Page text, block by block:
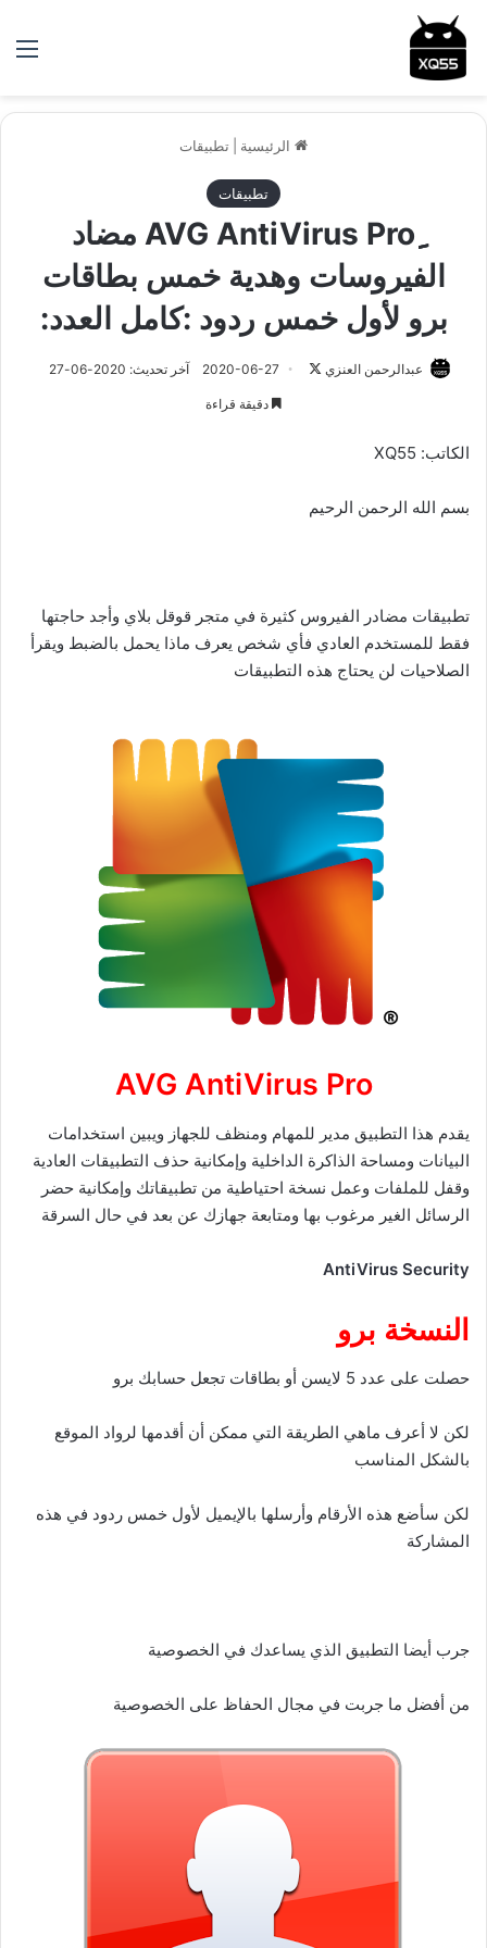
الرئيسية تطبيقات
تطبيقات
ِِِAVG AntiVirus Pro مضاد
الفيروسات وهدية خمس بطاقات
برو لأول خمس ردود :كامل العدد:
عبدالرحمن العنزي 2020-06-27 آخر تحديث: 2020-06-27
دقيقة قراءة
الكاتب: XQ55
بسم الله الرحمن الرحيم
تطبيقات مضادر الفيروس كثيرة في متجر قوقل بلاي وأجد حاجتها
فقط للمستخدم العادي فأي شخص يعرف ماذا يحمل بالضبط ويقرأ
الصلاحيات لن يحتاج هذه التطبيقات
AVG AntiVirus Pro
يقدم هذا التطبيق مدير للمهام ومنظف للجهاز ويبين استخدامات
البيانات ومساحة الذاكرة الداخلية وإمكانية حذف التطبيقات العادية
وقفل للملفات وعمل نسخة احتياطية من تطبيقاتك وإمكانية حضر
الرسائل الغير مرغوب بها ومتابعة جهازك عن بعد في حال السرقة
AntiVirus Security
النسخة برو
حصلت على عدد 5 لايسن أو بطاقات تجعل حسابك برو
لكن لا أعرف ماهي الطريقة التي ممكن أن أقدمها لرواد الموقع
بالشكل المناسب
لكن سأضع هذه الأرقام وأرسلها بالإيميل لأول خمس ردود في هذه
المشاركة
جرب أيضا التطبيق الذي يساعدك في الخصوصية
من أفضل ما جربت في مجال الحفاظ على الخصوصية